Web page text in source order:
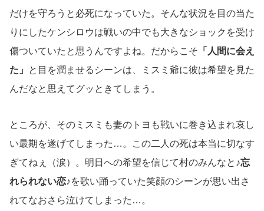
だけを守ろうと必死になっていた。そんな状況を目の当た
りにしたケンシロウは戦いの中でも大きなショックを受け
傷ついていたと思うんですよね。だからこそ 「人間に会え
た」
と目を潤ませるシーンは、ミスミ爺に彼は希望を見た
んだなと思えてグッときてしまう。
ところが、そのミスミも妻のトヨも戦いに巻き込まれ哀し
い最期を遂げてしまった…。この二人の死は本当に切なす
ぎてねぇ（涙）。明日への希望を信じて村のみんなと ♪忘
れられない恋♪を歌い踊っていた笑顔のシーンが思い出さ
れてなおさら泣けてしまった…。